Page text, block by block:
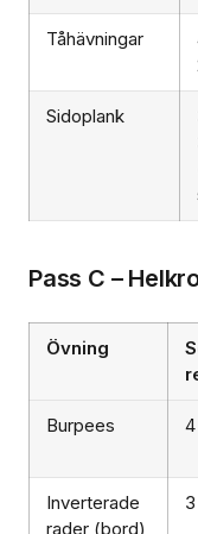
Tåhävningar
Sidoplank
Pass C –
Övning
Burpees 4
Inverterade
rader (bord)